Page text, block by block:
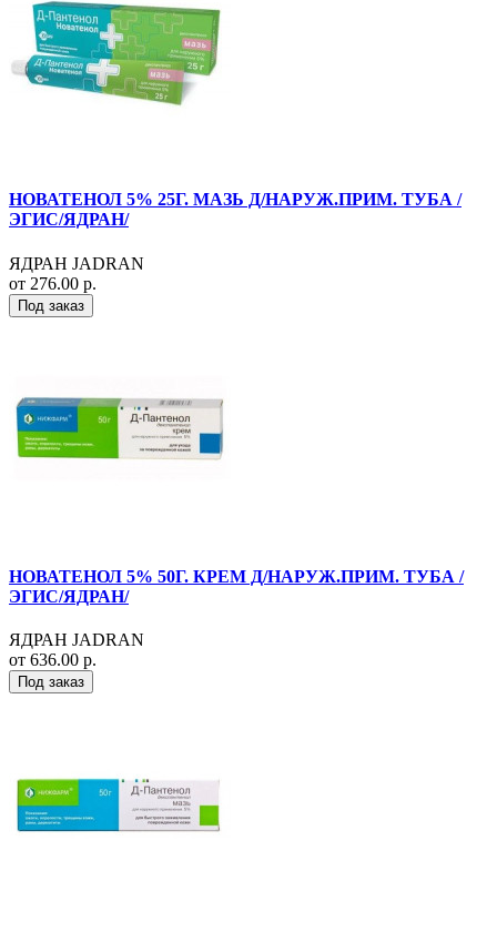
НОВАТЕНОЛ 5% 25Г. МАЗЬ Д/НАРУЖ.ПРИМ. ТУБА /
ЭГИС/ЯДРАН/
ЯДРАН JADRAN
от 276.00 р.
Под заказ
НОВАТЕНОЛ 5% 50Г. КРЕМ Д/НАРУЖ.ПРИМ. ТУБА /
ЭГИС/ЯДРАН/
ЯДРАН JADRAN
от 636.00 р.
Под заказ